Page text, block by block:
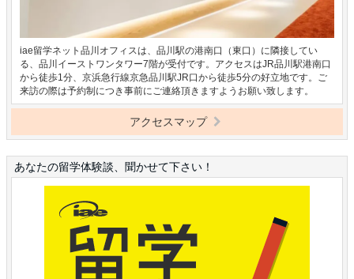
iae留学ネット品川オフィスは、品川駅の港南口（東口）に隣接してい
る、品川イーストワンタワー7階が受付です。アクセスはJR品川駅港南口
から徒歩1分、京浜急行線京急品川駅JR口から徒歩5分の好立地です。ご
来訪の際は予約制につき事前にご連絡頂きますようお願い致します。
アクセスマップ
あなたの留学体験談、聞かせて下さい！